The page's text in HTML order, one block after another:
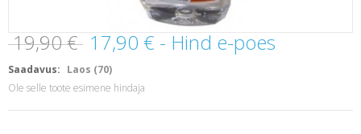
19,90 € 17,90 € - Hind e-poes
Saadavus: Laos (70)
Ole selle toote esimene hindaja